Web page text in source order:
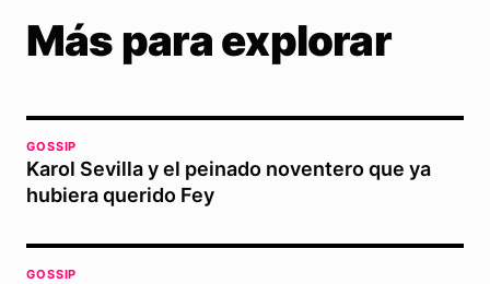
Más para explorar
GOSSIP
Karol Sevilla y el peinado noventero que ya
hubiera querido Fey
GOSSIP